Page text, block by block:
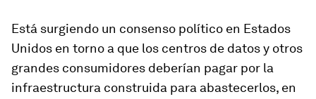
Está surgiendo un consenso político en Estados
Unidos en torno a que los centros de datos y otros
grandes consumidores deberían pagar por la
infraestructura construida para abastecerlos, en